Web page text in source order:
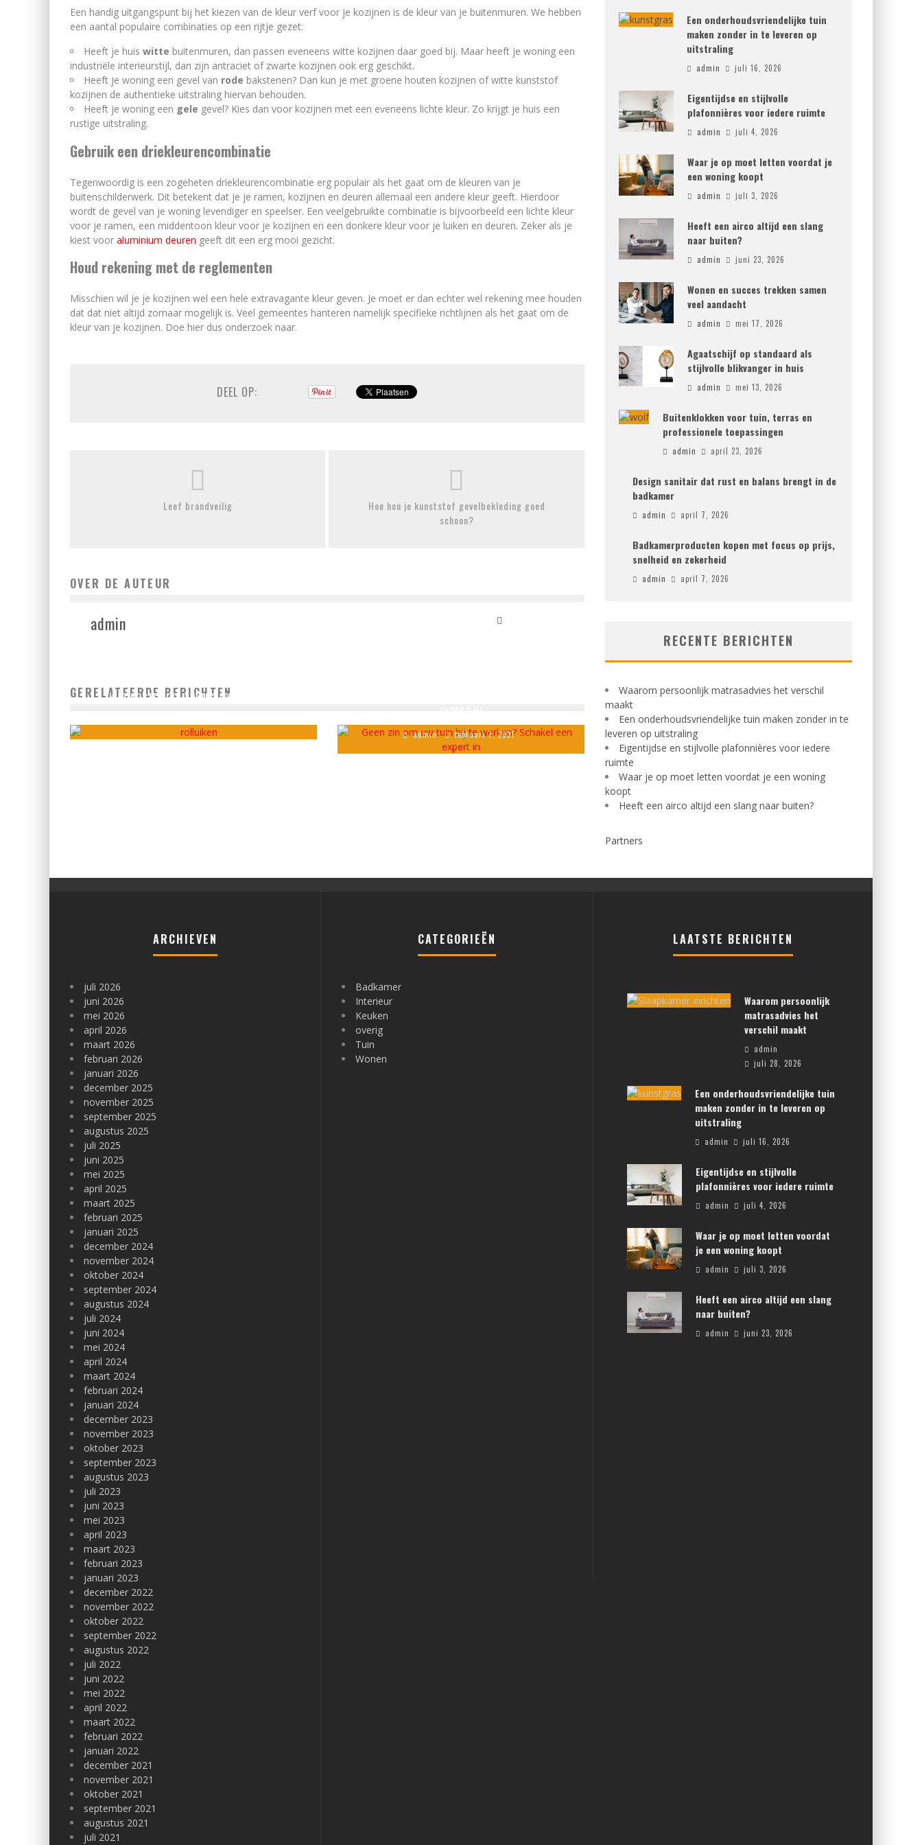
Een handig uitgangspunt bij het kiezen van de kleur verf voor je kozijnen is de kleur van je buitenmuren. We hebben
een aantal populaire combinaties op een rijtje gezet:
Heeft je huis witte buitenmuren, dan passen eveneens witte kozijnen daar goed bij. Maar heeft je woning een
industriële interieurstijl, dan zijn antraciet of zwarte kozijnen ook erg geschikt.
Heeft je woning een gevel van rode bakstenen? Dan kun je met groene houten kozijnen of witte kunststof
kozijnen de authentieke uitstraling hiervan behouden.
Heeft je woning een gele gevel? Kies dan voor kozijnen met een eveneens lichte kleur. Zo krijgt je huis een
rustige uitstraling.
Gebruik een driekleurencombinatie
Tegenwoordig is een zogeheten driekleurencombinatie erg populair als het gaat om de kleuren van je
buitenschilderwerk. Dit betekent dat je je ramen, kozijnen en deuren allemaal een andere kleur geeft. Hierdoor
wordt de gevel van je woning levendiger en speelser. Een veelgebruikte combinatie is bijvoorbeeld een lichte kleur
voor je ramen, een middentoon kleur voor je kozijnen en een donkere kleur voor je luiken en deuren. Zeker als je
kiest voor aluminium deuren geeft dit een erg mooi gezicht.
Houd rekening met de reglementen
Misschien wil je je kozijnen wel een hele extravagante kleur geven. Je moet er dan echter wel rekening mee houden
dat dat niet altijd zomaar mogelijk is. Veel gemeentes hanteren namelijk specifieke richtlijnen als het gaat om de
kleur van je kozijnen. Doe hier dus onderzoek naar.
DEEL OP:
Leef brandveilig
Hoe hou je kunststof gevelbekleding goed
schoon?
OVER DE AUTEUR
admin
GERELATEERDE BERICHTEN
WAT KOSTEN ROLLUIKEN? LEES HET HIER
admin februari 7, 2021
Een onderhoudsvriendelijke tuin
maken zonder in te leveren op
uitstraling
admin juli 16, 2026
Eigentijdse en stijlvolle
plafonnières voor iedere ruimte
admin juli 4, 2026
Waar je op moet letten voordat je
een woning koopt
admin juli 3, 2026
Heeft een airco altijd een slang
naar buiten?
admin juni 23, 2026
Wonen en succes trekken samen
veel aandacht
admin mei 17, 2026
Agaatschijf op standaard als
stijlvolle blikvanger in huis
admin mei 13, 2026
Buitenklokken voor tuin, terras en
professionele toepassingen
admin april 23, 2026
Design sanitair dat rust en balans brengt in de
badkamer
admin april 7, 2026
Badkamerproducten kopen met focus op prijs,
snelheid en zekerheid
admin april 7, 2026
RECENTE BERICHTEN
Waarom persoonlijk matrasadvies het verschil
maakt
Een onderhoudsvriendelijke tuin maken zonder in te
leveren op uitstraling
Eigentijdse en stijlvolle plafonnières voor iedere
ruimte
Waar je op moet letten voordat je een woning
koopt
Heeft een airco altijd een slang naar buiten?
Partners
ARCHIEVEN
juli 2026
juni 2026
mei 2026
april 2026
maart 2026
februari 2026
januari 2026
december 2025
november 2025
september 2025
augustus 2025
juli 2025
juni 2025
mei 2025
april 2025
maart 2025
februari 2025
januari 2025
december 2024
november 2024
oktober 2024
september 2024
augustus 2024
juli 2024
juni 2024
mei 2024
april 2024
maart 2024
februari 2024
januari 2024
december 2023
november 2023
oktober 2023
september 2023
augustus 2023
juli 2023
juni 2023
mei 2023
april 2023
maart 2023
februari 2023
januari 2023
december 2022
november 2022
oktober 2022
september 2022
augustus 2022
juli 2022
juni 2022
mei 2022
april 2022
maart 2022
februari 2022
januari 2022
december 2021
november 2021
oktober 2021
september 2021
augustus 2021
juli 2021
CATEGORIEËN
Badkamer
Interieur
Keuken
overig
Tuin
Wonen
LAATSTE BERICHTEN
Waarom persoonlijk
matrasadvies het
verschil maakt
admin
juli 28, 2026
Een onderhoudsvriendelijke tuin
maken zonder in te leveren op
uitstraling
admin juli 16, 2026
Eigentijdse en stijlvolle
plafonnières voor iedere ruimte
admin juli 4, 2026
Waar je op moet letten voordat
je een woning koopt
admin juli 3, 2026
Heeft een airco altijd een slang
naar buiten?
admin juni 23, 2026